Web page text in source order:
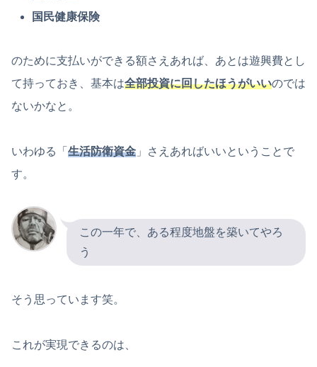
国民健康保険
のために支払いができる額さえあれば、あとは遊興費とし
て持っておき、基本は全部投資に回したほうがいいのでは
ないかなと。
いわゆる「 生活防衛資金 」さえあればいいということで
す。
この一年で、ある程度地盤を築いてやろ
う
そう思っています笑。
これが実現できるのは、